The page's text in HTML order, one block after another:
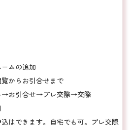
の追加
からお引合せまで
お引合せ→プレ交際→交際
できます。自宅でも可。プレ交際